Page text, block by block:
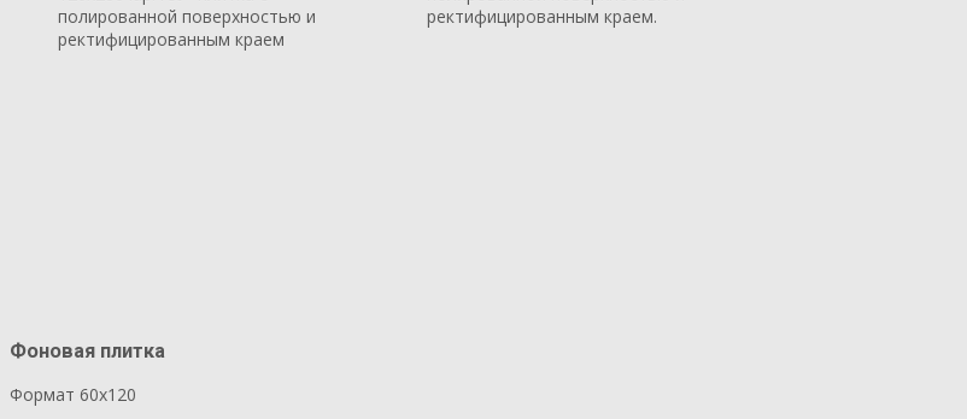
полированной поверхностью и
ректифицированным краем
ректифицированным краем.
Фоновая плитка
Формат 60х120